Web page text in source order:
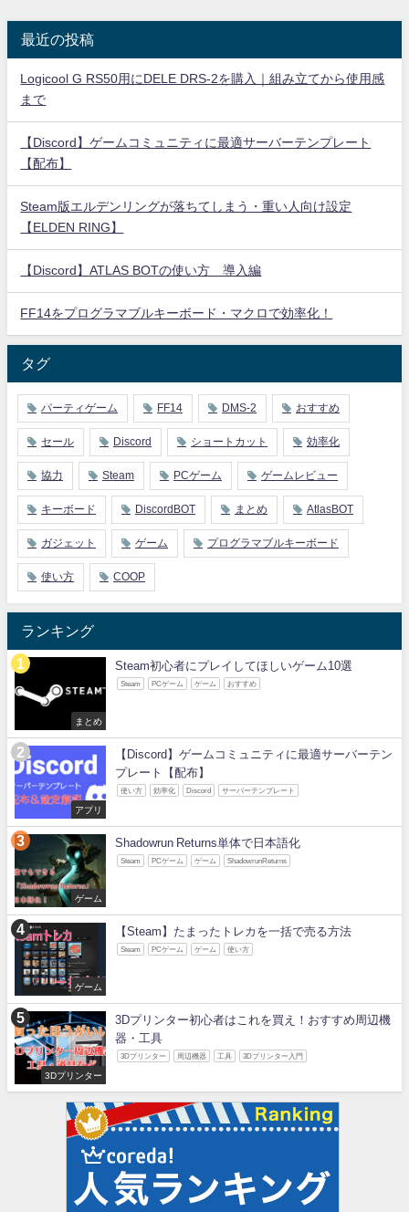
最近の投稿
Logicool G RS50用にDELE DRS-2を購入｜組み立てから使用感
まで
【Discord】ゲームコミュニティに最適サーバーテンプレート
【配布】
Steam版エルデンリングが落ちてしまう・重い人向け設定
【ELDEN RING】
【Discord】ATLAS BOTの使い方 導入編
FF14をプログラマブルキーボード・マクロで効率化！
タグ
パーティゲーム FF14 DMS-2 おすすめ
セール Discord ショートカット 効率化
協力 Steam PCゲーム ゲームレビュー
キーボード DiscordBOT まとめ AtlasBOT
ガジェット ゲーム プログラマブルキーボード
使い方 COOP
ランキング
まとめ
Steam初心者にプレイしてほしいゲーム10選
Steam PCゲーム ゲーム おすすめ
アプリ
【Discord】ゲームコミュニティに最適サーバーテン
プレート【配布】
使い方 効率化 Discord サーバーテンプレート
ゲーム
Shadowrun Returns単体で日本語化
Steam PCゲーム ゲーム ShadowrunReturns
ゲーム
【Steam】たまったトレカを一括で売る方法
Steam PCゲーム ゲーム 使い方
3Dプリンター
3Dプリンター初心者はこれを買え！おすすめ周辺機
器・工具
3Dプリンター 周辺機器 工具 3Dプリンター入門